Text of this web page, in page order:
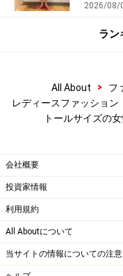
2026/08/
ラン
All About > フ
レディースファッション
トールサイズの
会社概要
投資家情報
利用規約
All Aboutについて
当サイトの情報についての注意